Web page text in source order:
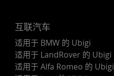
互联汽车
适用于 BMW 的 Ubigi
适用于 LandRover 的 Ubigi
适用于 Alfa Romeo 的 Ubigi